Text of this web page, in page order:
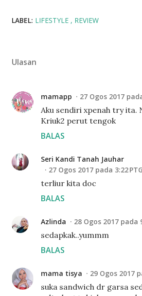
LABEL: LIFESTYLE REVIEW
Ulasan
mamapp 27 Ogos 2017
Aku sendiri xpenah try ita.
Kriuk2 perut tengok
BALAS
Seri Kandi Tanah Jauhar
27 Ogos 2017 pada 3:22 PTG
terliur kita doc
BALAS
Azlinda 28 Ogos 2017 pada
sedapkak..yummm
BALAS
mama tisya 29 Ogos 2017
suka sandwich dr garsa